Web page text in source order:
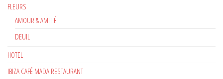
FLEURS
AMOUR & AMITIÉ
DEUIL
HOTEL
IBIZA CAFÉ MADA RESTAURANT